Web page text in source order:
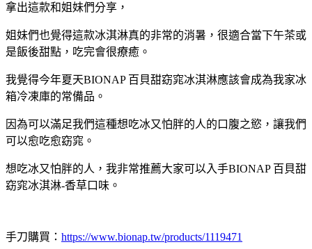
拿出這款和姐妹們分享，
姐妹們也覺得這款冰淇淋真的非常的消暑，很適合當下午茶或
是飯後甜點，吃完會很療癒。
我覺得今年夏天BIONAP 百貝甜窈窕冰淇淋應該會成為我家冰
箱冷凍庫的常備品。
因為可以滿足我們這種想吃冰又怕胖的人的口腹之慾，讓我們
可以愈吃愈窈窕。
想吃冰又怕胖的人，我非常推薦大家可以入手BIONAP 百貝甜
窈窕冰淇淋-香草口味。
手刀購買： https://www.bionap.tw/products/1119471